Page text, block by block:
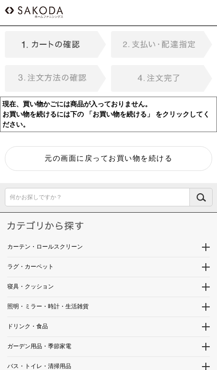
現在、買い物かごには商品が入っておりません。
お買い物を続けるには下の 「お買い物を続ける」 をクリックしてく
ださい。
何かお探しですか？
カーテン・ロールスクリーン
ラグ・カーペット
寝具・クッション
照明・ミラー・時計・生活雑貨
ドリンク・食品
ガーデン用品・季節家電
バス・トイレ・清掃用品